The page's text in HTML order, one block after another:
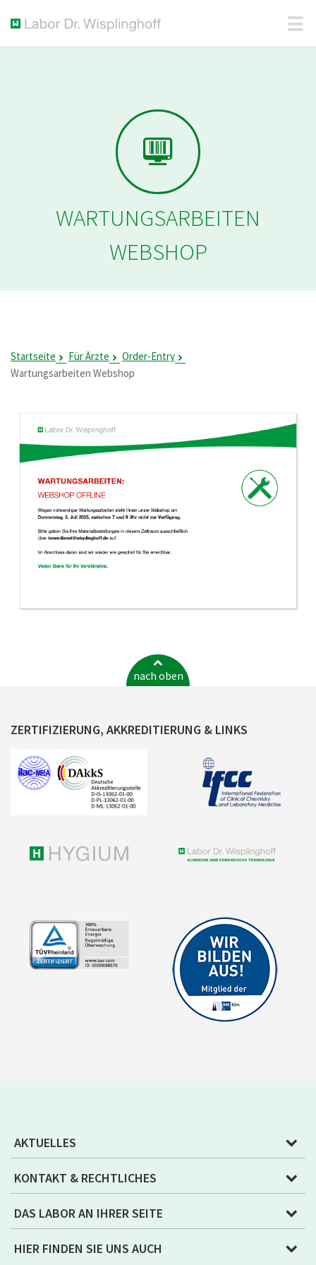
WARTUNGSARBEITEN
WEBSHOP
Startseite Für Ärzte
Order-Entry
Wartungsarbeiten Webshop
nach oben
ZERTIFIZIERUNG, AKKREDITIERUNG & LINKS
AKTUELLES
KONTAKT & RECHTLICHES
DAS LABOR AN IHRER SEITE
HIER FINDEN SIE UNS AUCH